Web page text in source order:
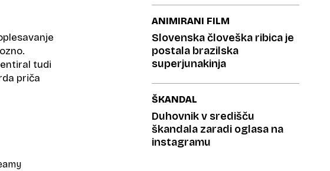
tudi
priča
ANIMIRANI FILM
Slovenska človeška ribica je
postala brazilska
superjunakinja
ŠKANDAL
Duhovnik v središču
škandala zaradi oglasa na
instagramu